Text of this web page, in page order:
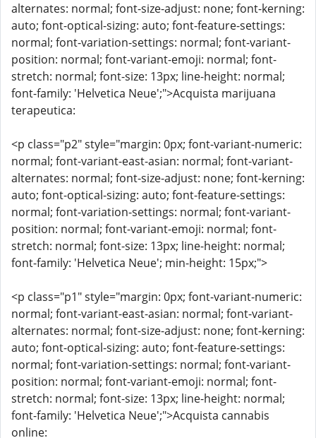
alternates: normal; font-size-adjust: none; font-kerning:
auto; font-optical-sizing: auto; font-feature-settings:
normal; font-variation-settings: normal; font-variant-
position: normal; font-variant-emoji: normal; font-
stretch: normal; font-size: 13px; line-height: normal;
font-family: 'Helvetica Neue';">Acquista marijuana
terapeutica:
<p class="p2" style="margin: 0px; font-variant-numeric:
normal; font-variant-east-asian: normal; font-variant-
alternates: normal; font-size-adjust: none; font-kerning:
auto; font-optical-sizing: auto; font-feature-settings:
normal; font-variation-settings: normal; font-variant-
position: normal; font-variant-emoji: normal; font-
stretch: normal; font-size: 13px; line-height: normal;
font-family: 'Helvetica Neue'; min-height: 15px;">
<p class="p1" style="margin: 0px; font-variant-numeric:
normal; font-variant-east-asian: normal; font-variant-
alternates: normal; font-size-adjust: none; font-kerning:
auto; font-optical-sizing: auto; font-feature-settings:
normal; font-variation-settings: normal; font-variant-
position: normal; font-variant-emoji: normal; font-
stretch: normal; font-size: 13px; line-height: normal;
font-family: 'Helvetica Neue';">Acquista cannabis
online: